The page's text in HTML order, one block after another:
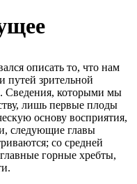
описать то, что нам
путей зрительной
Сведения, которыми мы
лишь первые плоды
основу восприятия,
следующие главы
со средней
горные хребты,